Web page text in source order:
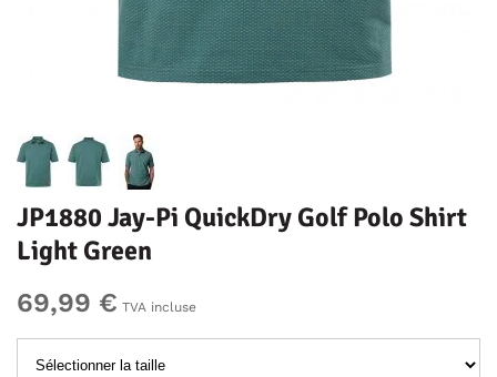
JP1880 Jay-Pi QuickDry Golf Polo Shirt
Light Green
69,99 € TVA incluse